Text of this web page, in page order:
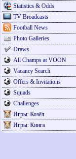
Statistics & Odds
TV Broadcasts
Football News
Photo Galleries
Draws
All Champs at VOON
Vacancy Search
Offers & Invitations
Squads
Challenges
Игры: Козёл
Игры: Кинга